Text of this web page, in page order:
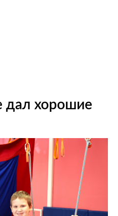
дал хорошие